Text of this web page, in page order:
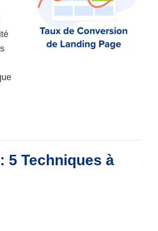
5 Techniques à